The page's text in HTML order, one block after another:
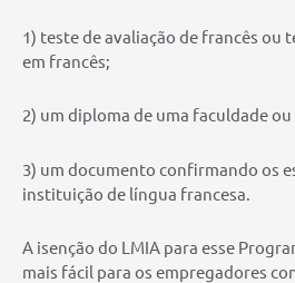
1) teste de avaliação de francês ou
em francês;
2) um diploma de uma faculdade
3) um documento confirmando os
instituição de língua francesa.
A isenção do LMIA para esse
mais fácil para os empregadores